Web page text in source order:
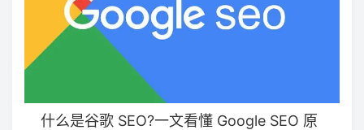
什么是谷歌 SEO?一文看懂 Google SEO 原